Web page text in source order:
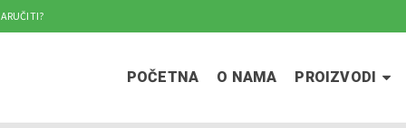
POČETNA O NAMA PROIZVODI